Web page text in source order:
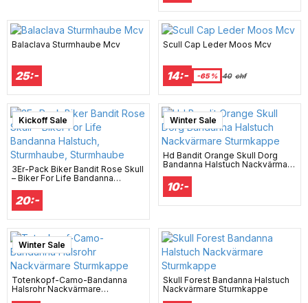
Balaclava Sturmhaube Mcv
25:-
Scull Cap Leder Moos Mcv
14:- -65 % 40 chf
Kickoff Sale
3Er-Pack Biker Bandit Rose Skull
– Biker For Life Bandanna
Sturmhaube
20:-
Winter Sale
Hd Bandit Orange Skull Dorg
Bandanna Halstuch Nackvärmare
10:-
Winter Sale
Totenkopf-Camo-Bandanna
Halsrohr Nackvärmare
Skull Forest Bandanna Halstuch
Nackvärmare Sturmkappe